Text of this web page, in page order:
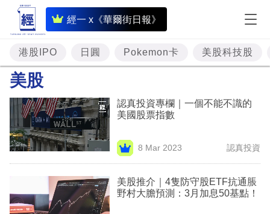
經一 x《華爾街日報》
即
時
財
經
題
投
資
樓
市
港股IPO 日圓 Pokemon卡 美股科技股
美股
認真投資專欄｜一個不能不識的
美國股票指數
8 Mar 2023 認真投資
美股推介｜4隻防守股ETF抗通脹
野村大膽預測：3月加息50基點！